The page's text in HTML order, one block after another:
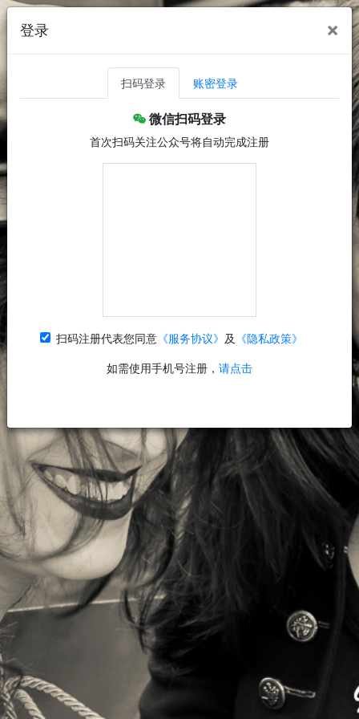
登录 ×
扫码登录 账密登录
微信扫码登录
首次扫码关注公众号将自动完成注册
扫码注册代表您同意 《服务协议》 及 《隐私政策》
如需使用手机号注册， 请点击